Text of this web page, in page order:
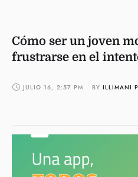
Cómo ser un joven
frustrarse en el
JULIO 16, 2:57 PM BY ILLIMANI